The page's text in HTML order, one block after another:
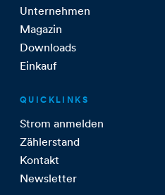
Unternehmen
Magazin
Downloads
Einkauf
QUICKLINKS
Strom anmelden
Zählerstand
Kontakt
Newsletter